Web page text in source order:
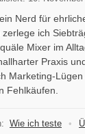
Nerd für
ich
Mixer im
Praxis
Marketing-Lügen
Fehlkäufen.
Wie ich teste •